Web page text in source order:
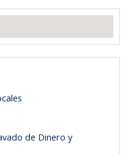
de Dinero y